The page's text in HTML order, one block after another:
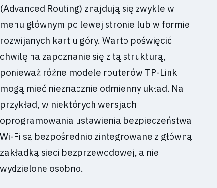
(Advanced Routing) znajdują się zwykle w
menu głównym po lewej stronie lub w formie
rozwijanych kart u góry. Warto poświęcić
chwilę na zapoznanie się z tą strukturą,
ponieważ różne modele routerów TP-Link
mogą mieć nieznacznie odmienny układ. Na
przykład, w niektórych wersjach
oprogramowania ustawienia bezpieczeństwa
Wi-Fi są bezpośrednio zintegrowane z główną
zakładką sieci bezprzewodowej, a nie
wydzielone osobno.